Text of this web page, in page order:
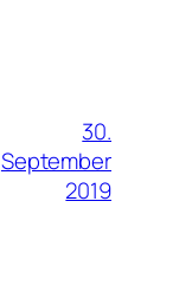
30.
September
2019